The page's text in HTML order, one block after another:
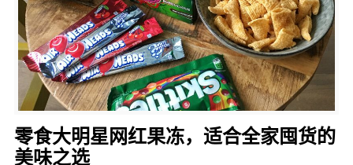
零食大明星网红果冻，适合全家囤货的
美味之选